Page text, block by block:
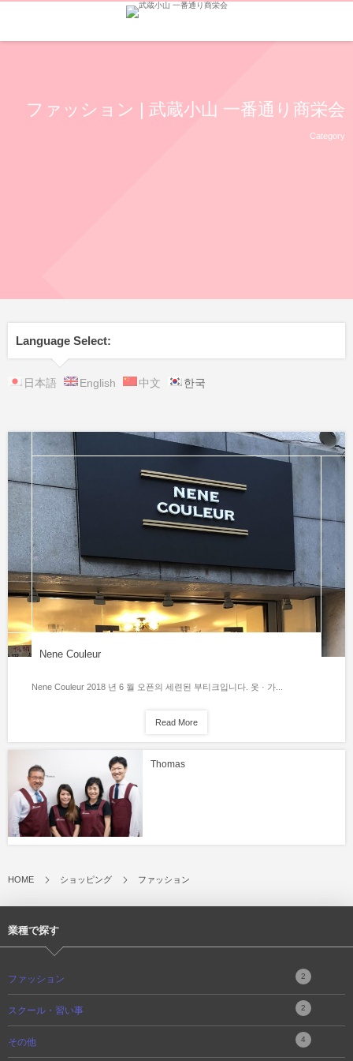
ファッション | 武蔵小山 一番通り商栄会
Category
Language Select:
日本語 English 中文 한국
Nene Couleur
Nene Couleur 2018 년 6 월 오픈의 세련된 부티크입니다. 옷 · 가...
Read More
Thomas
HOME ショッピング ファッション
業種で探す
ファッション 2
スクール・習い事 2
その他 4